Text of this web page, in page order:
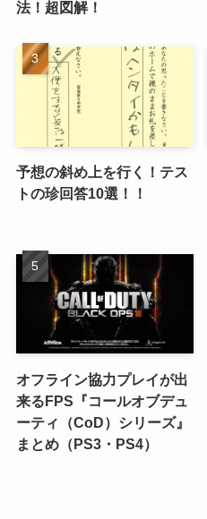
法！超図解！
予想の斜め上を行く！テス
トの珍回答10選！！
オフライン協力プレイが出
来るFPS『コールオブデュ
ーティ（CoD）シリーズ』
まとめ（PS3・PS4）